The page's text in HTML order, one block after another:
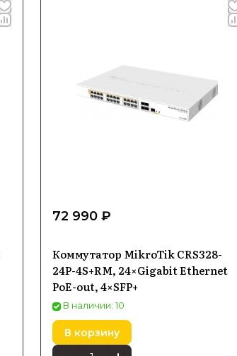
72 990 ₽
Коммутатор MikroTik CRS328-
24P-4S+RM, 24×Gigabit Ethernet
PoE-out, 4×SFP+
В наличии: 10
В корзину